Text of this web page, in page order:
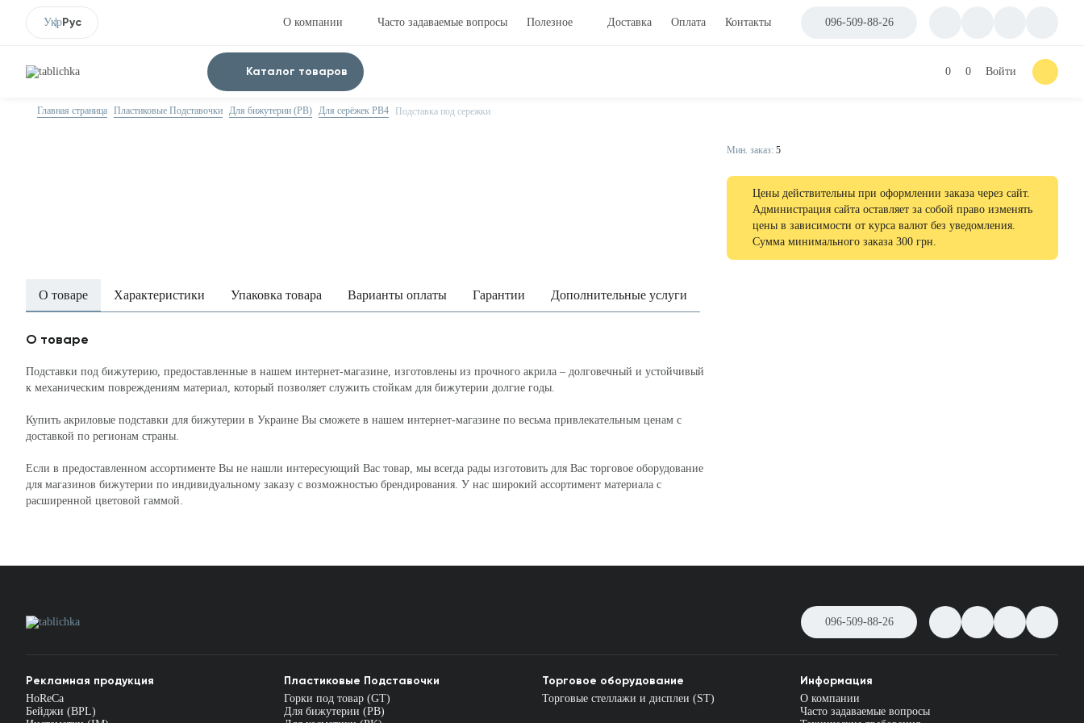
УкрРус О компании Часто задаваемые вопросы Полезное Доставка Оплата Контакты 096-509-88-26
Каталог товаров 0 0 Войти
Главная страница Пластиковые Подставочки Для бижутерии (PB) Для серёжек PB4 Подставка под сережки
Мин. заказ: 5
Цены действительны при оформлении заказа через сайт.
Администрация сайта оставляет за собой право изменять
цены в зависимости от курса валют без уведомления.
Сумма минимального заказа 300 грн.
О товаре Характеристики Упаковка товара Варианты оплаты Гарантии Дополнительные услуги
О товаре
Подставки под бижутерию, предоставленные в нашем интернет-магазине, изготовлены из прочного акрила – долговечный и устойчивый
к механическим повреждениям материал, который позволяет служить стойкам для бижутерии долгие годы.
Купить акриловые подставки для бижутерии в Украине Вы сможете в нашем интернет-магазине по весьма привлекательным ценам с
доставкой по регионам страны.
Если в предоставленном ассортименте Вы не нашли интересующий Вас товар, мы всегда рады изготовить для Вас торговое оборудование
для магазинов бижутерии по индивидуальному заказу с возможностью брендирования. У нас широкий ассортимент материала с
расширенной цветовой гаммой.
096-509-88-26
Рекламная продукция
HoReCa
Бейджи (BPL)
Пластиковые Подставочки
Горки под товар (GT)
Для бижутерии (PB)
Торговое оборудование
Торговые стеллажи и дисплеи (ST)
Информация
О компании
Часто задаваемые вопросы